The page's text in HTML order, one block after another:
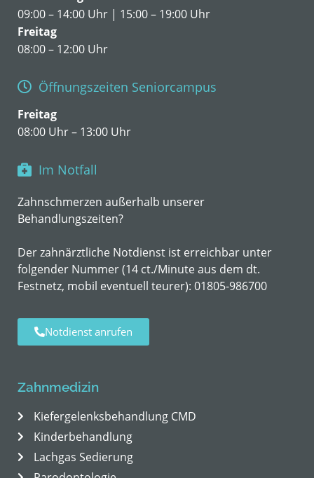
09:00 – 14:00 Uhr | 15:00 – 19:00 Uhr
Freitag
08:00 – 12:00 Uhr
Öffnungszeiten Seniorcampus
Freitag
08:00 Uhr – 13:00 Uhr
Im Notfall
Zahnschmerzen außerhalb unserer
Behandlungszeiten?
Der zahnärztliche Notdienst ist erreichbar unter
folgender Nummer (14 ct./Minute aus dem dt.
Festnetz, mobil eventuell teurer): 01805-986700
Notdienst anrufen
Zahnmedizin
Kiefergelenksbehandlung CMD
Kinderbehandlung
Lachgas Sedierung